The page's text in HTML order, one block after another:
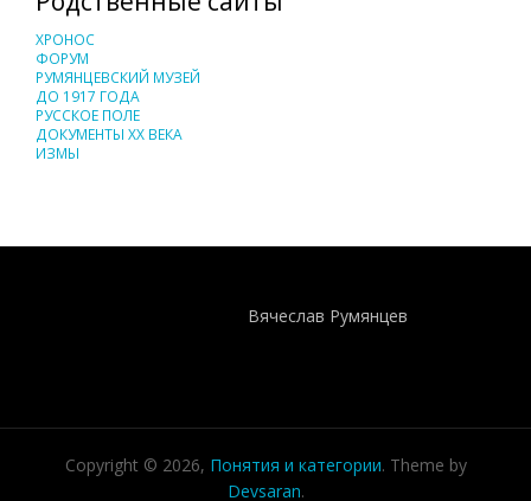
ХРОНОС
ФОРУМ
РУМЯНЦЕВСКИЙ МУЗЕЙ
ДО 1917 ГОДА
РУССКОЕ ПОЛЕ
ДОКУМЕНТЫ XX ВЕКА
ИЗМЫ
Вячеслав Румянцев
Copyright © 2026, Понятия и категории. Theme by
Devsaran.